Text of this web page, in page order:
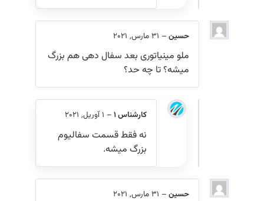
حسین–31 مارس, 2021
ملو مینیاتوری بعد سفال دهی هم بزرگ
میشه؟ تا چه حد؟
کارشناس 1
نه فقط قسمت سفالیوم
حسین–31 مارس, 2021